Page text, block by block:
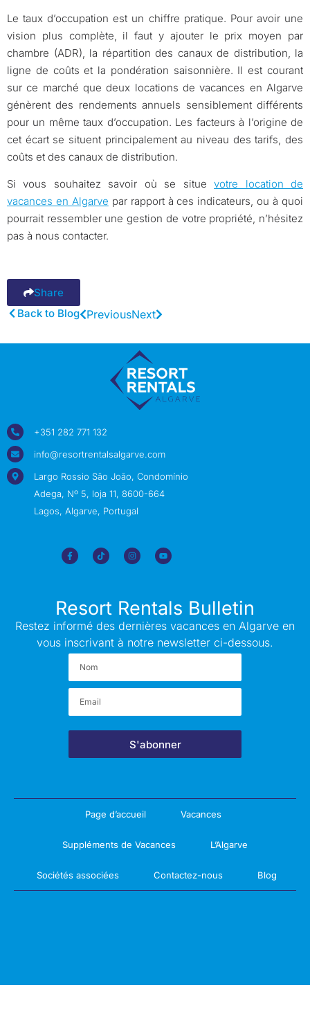
Le taux d’occupation est un chiffre pratique. Pour avoir une
vision plus complète, il faut y ajouter le prix moyen par
chambre (ADR), la répartition des canaux de distribution, la
ligne de coûts et la pondération saisonnière. Il est courant
sur ce marché que deux locations de vacances en Algarve
génèrent des rendements annuels sensiblement différents
pour un même taux d’occupation. Les facteurs à l’origine de
cet écart se situent principalement au niveau des tarifs, des
coûts et des canaux de distribution.
Si vous souhaitez savoir où se situevotre location de
vacances en Algarve par rapport à ces indicateurs, ou à quoi
pourrait ressembler une gestion de votre propriété, n’hésitez
pas à nous contacter.
Share
Back to Blog PreviousNext
+351 282 771 132
info@resortrentalsalgarve.com
Largo Rossio São João, Condomínio
Adega, Nº 5, loja 11, 8600-664
Lagos, Algarve, Portugal
Resort Rentals Bulletin
Restez informé des dernières vacances en Algarve en
vous inscrivant à notre newsletter ci-dessous.
S'abonner
Page d’accueil Vacances
Suppléments de Vacances L’Algarve
Sociétés associées Contactez-nous Blog